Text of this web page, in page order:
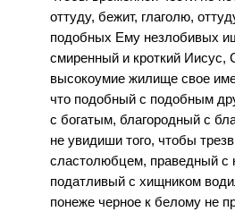
оттуду, бежит, глаголю,
подобных Ему незлобивых
смиренный и кроткий Иисус,
высокоумие жилище свое
что подобный с подобным
с богатым, благородный с
не увидиши того, чтобы
сластолюбцем, праведный
податливый с хищником
понеже черное к белому не